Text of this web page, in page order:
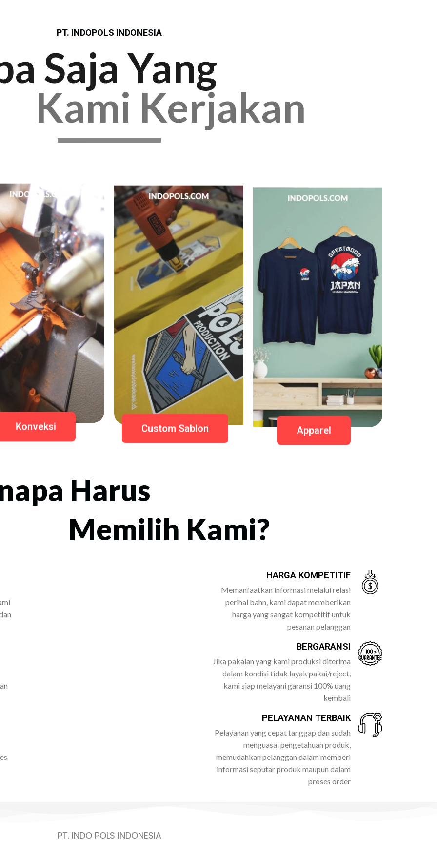
PT. INDOPOLS INDONESIA
Saja Yang
Kami Kerjakan
Konveksi Custom Sablon Apparel
Harus
Memilih Kami?
HARGA KOMPETITIF
Memanfaatkan informasi melalui relasi
perihal bahn, kami dapat memberikan
harga yang sangat kompetitif untuk
pesanan pelanggan
BERGARANSI
Jika pakaian yang kami produksi diterima
dalam kondisi tidak layak pakai/reject,
kami siap melayani garansi 100% uang
kembali
PELAYANAN TERBAIK
Pelayanan yang cepat tanggap dan sudah
menguasai pengetahuan produk,
memudahkan pelanggan dalam memberi
informasi seputar produk maupun dalam
proses order
PT. INDO POLS INDONESIA